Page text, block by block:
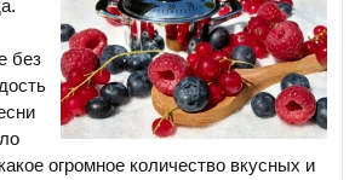
без
огромное количество вкусных и